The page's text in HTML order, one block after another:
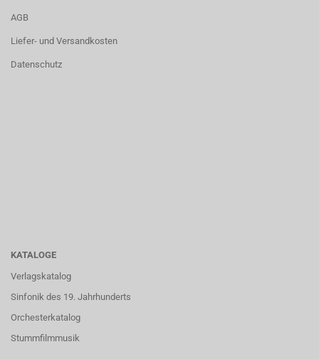
AGB
Liefer- und Versandkosten
Datenschutz
KATALOGE
Verlagskatalog
Sinfonik des 19. Jahrhunderts
Orchesterkatalog
Stummfilmmusik